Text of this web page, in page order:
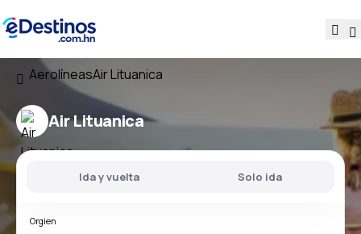
AerolíneasAir Lituanica
Air Lituanica
Ida y vuelta Solo ida
Orgien